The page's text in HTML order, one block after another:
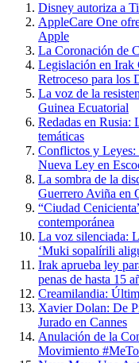
Disney autoriza a
AppleCare One
Apple
La Coronación de
Legislación en
Retroceso para los
La voz de la
Guinea Ecuatorial
Redadas en Rusia:
temáticas
Conflictos y
Nueva Ley en
La sombra de la
Guerrero Aviña en
“Ciudad
contemporánea
La voz silenciada:
‘Muki sopalírili
Irak aprueba ley
penas de hasta 15
Creamilandia:
Xavier Dolan: De
Jurado en Cannes
Anulación de la
Movimiento